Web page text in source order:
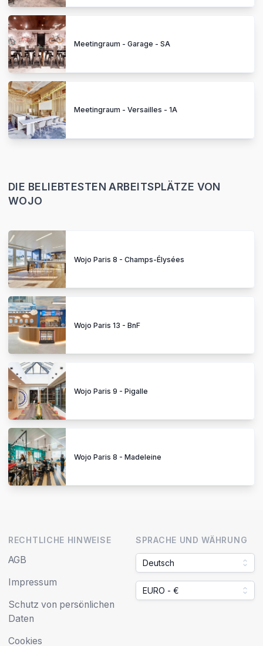
Meetingraum - Garage - SA
Meetingraum - Versailles - 1A
DIE BELIEBTESTEN ARBEITSPLÄTZE VON
WOJO
Wojo Paris 8 - Champs-Élysées
Wojo Paris 13 - BnF
Wojo Paris 9 - Pigalle
Wojo Paris 8 - Madeleine
RECHTLICHE HINWEISE
AGB
Impressum
Schutz von persönlichen
Daten
Cookies
SPRACHE UND WÄHRUNG
Deutsch
EURO - €